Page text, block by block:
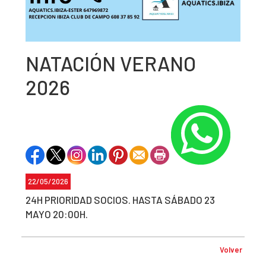
NATACIÓN VERANO
2026
22/05/2026
24H PRIORIDAD SOCIOS. HASTA SÁBADO 23
MAYO 20:00H.
Volver